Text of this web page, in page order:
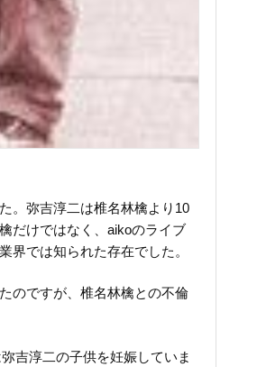
。弥吉淳二は椎名林檎より10
だけではなく、aikoのライブ
界では知られた存在でした。
のですが、椎名林檎との不倫
吉淳二の子供を妊娠していま